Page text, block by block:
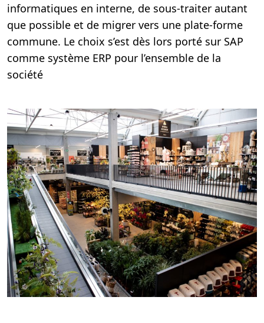
informatiques en interne, de sous-traiter autant
que possible et de migrer vers une plate-forme
commune. Le choix s’est dès lors porté sur SAP
comme système ERP pour l’ensemble de la
société